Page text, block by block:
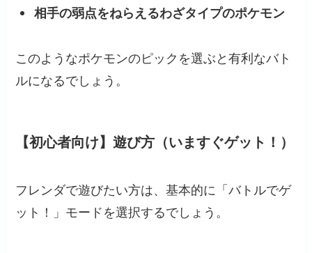
相手の弱点をねらえるわざタイプのポケモン
このようなポケモンのピックを選ぶと有利なバト
ルになるでしょう。
【初心者向け】遊び方（いますぐゲット！）
フレンダで遊びたい方は、基本的に「バトルでゲ
ット！」モードを選択するでしょう。